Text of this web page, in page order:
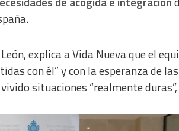
explica a Vida Nueva que el
con él” y con la esperanza de las
situaciones “realmente duras”,